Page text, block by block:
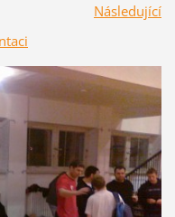
Následující